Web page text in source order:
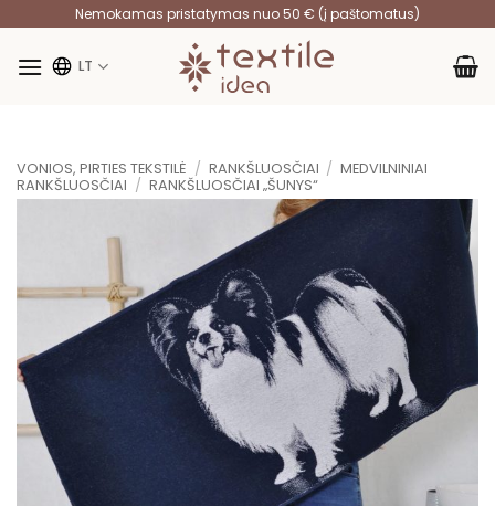
content
Nemokamas pristatymas nuo 50 € (į paštomatus)
LT
VONIOS, PIRTIES TEKSTILĖ / RANKŠLUOSČIAI / MEDVILNINIAI
RANKŠLUOSČIAI / RANKŠLUOSČIAI „ŠUNYS“